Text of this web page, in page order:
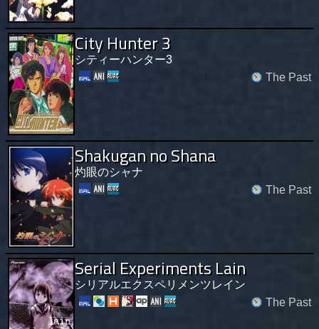
City Hunter 3
シティーハンター3
The Past
Shakugan no Shana
灼眼のシャナ
The Past
Serial Experiments Lain
シリアルエクスペリメンツレイン
The Past